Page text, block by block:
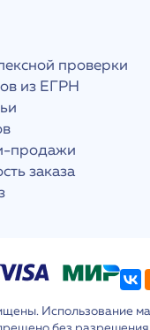
проверки
из ЕГРН
продажи
заказа
Использование